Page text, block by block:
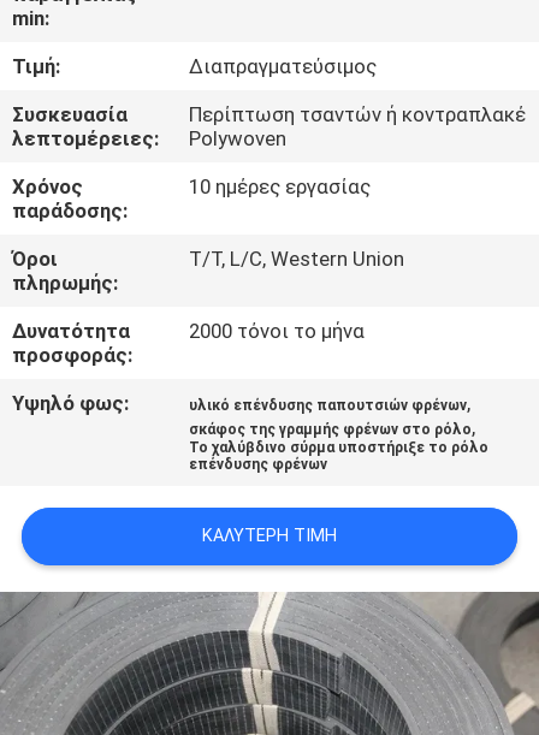
ΕΠΑΦΉ
ΜΕ
ΖΗΤΉΣΤΕ
ΑΠΌΣΠΑΣΜΑ
SITEMAP
min:
Τιμή:
Διαπραγματεύσιμος
Συσκευασία
λεπτομέρειες:
Περίπτωση τσαντών ή κοντραπλακέ
Polywoven
Χρόνος
παράδοσης:
10 ημέρες εργασίας
Όροι
πληρωμής:
T/T, L/C, Western Union
Δυνατότητα
προσφοράς:
2000 τόνοι το μήνα
Υψηλό φως: υλικό επένδυσης παπουτσιών φρένων,
σκάφος της γραμμής φρένων στο ρόλο,
Το χαλύβδινο σύρμα υποστήριξε το ρόλο
επένδυσης φρένων
ΚΑΛΎΤΕΡΗ ΤΙΜΉ